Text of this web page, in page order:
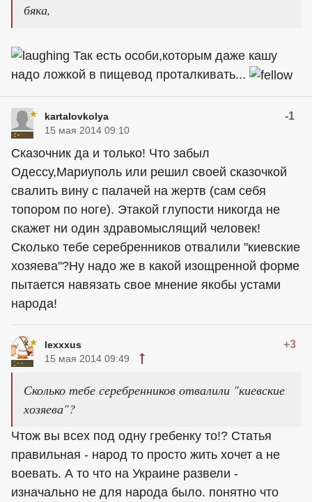
бяка,
Так есть особи,которым даже кашу
надо ложкой в пищевод проталкивать...
kartalovkolya -1
15 мая 2014 09:10
Сказочник да и только! Что забыл
Одессу,Мариуполь или решил своей сказочкой
свалить вину с палачей на жертв (сам себя
топором по ноге). Этакой глупости никогда не
скажет ни один здравомыслящий человек!
Сколько тебе серебренников отвалили "киевские
хозяева"?Ну надо же в какой изощренной форме
пытается навязать свое мнение якобы устами
народа!
lexxxus +3
15 мая 2014 09:49
Сколько тебе серебренников отвалили "киевские
хозяева"?
Чтож вы всех под одну гребенку то!? Статья
правильная - народ то просто жить хочет а не
воевать. А то что на Украине развели -
изначально не для народа было. понятно что